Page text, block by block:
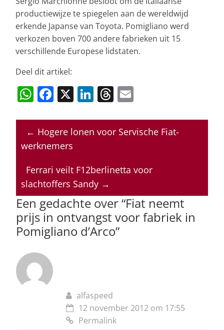
productiewijze te spiegelen aan de wereldwijd
erkende Japanse van Toyota. Pomigliano werd
verkozen boven 700 andere fabrieken uit 15
verschillende Europese lidstaten.
Deel dit artikel:
W
at
s
p
p
F
c
e
o
o
k
X Li
k
e
n
T
re
a
s
ai
l
← Hogere lonen voor Servische Fiat-
werknemers
Ferrari veilt F12berlinetta voor
slachtoffers Sandy →
Een gedachte over “Fiat neemt
prijs in ontvangst voor fabriek in
Pomigliano d’Arco”
alfaspeed
12 november 2012 om 17:55
Permalink